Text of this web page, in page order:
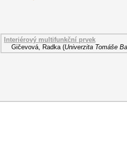
Interiérový multifunkční prvek
Gičevová, Radka (Univerzita Tomáše